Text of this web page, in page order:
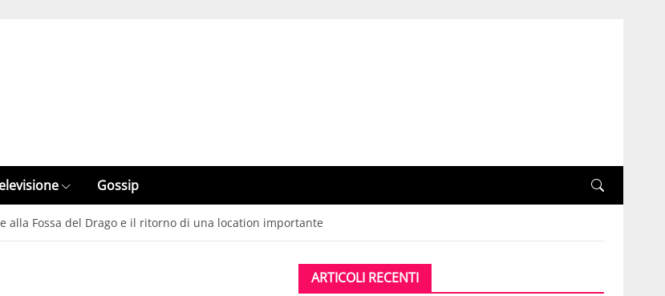
Gossip
alla Fossa del Drago e il ritorno di una location importante
ARTICOLI RECENTI